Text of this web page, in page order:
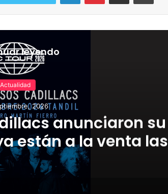
leyendo
Actualidad
2026
anunciaron su
están a la venta las